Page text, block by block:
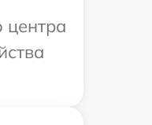
центра